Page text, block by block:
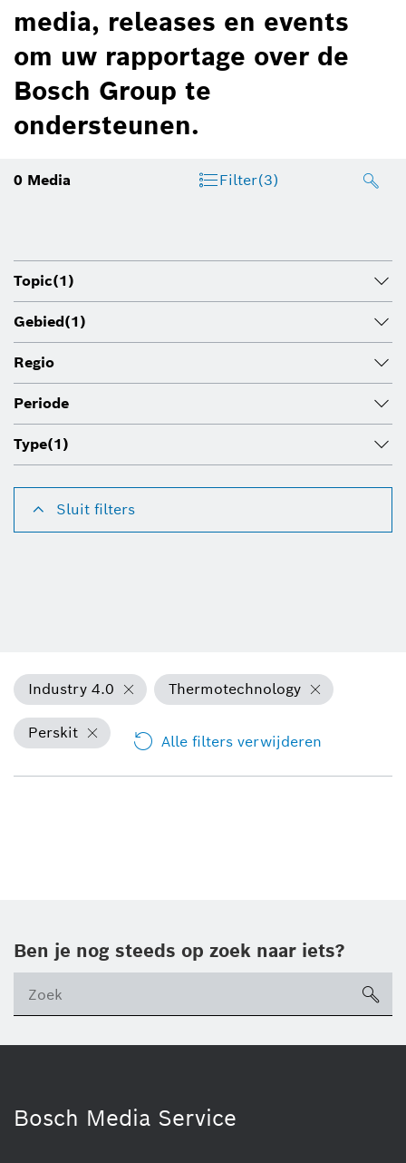
media, releases en events
om uw rapportage over de
Bosch Group te
ondersteunen.
0 Media Filter(3)
Topic(1)
Gebied(1)
Regio
Periode
Type(1)
Sluit filters
Industry 4.0 Thermotechnology
Perskit Alle filters verwijderen
Ben je nog steeds op zoek naar iets?
Bosch Media Service